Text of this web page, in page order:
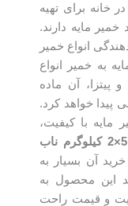
خانه برای تهیه
مایه دارند.
انواع خمیر
به خمیر انواع
پیتزا، آن ماده
پیدا خواهد کرد.
مایه با کیفیت،
5×2
کیلوگرم ناب
آن بسیار به
این محصول به
و قیمت راحت